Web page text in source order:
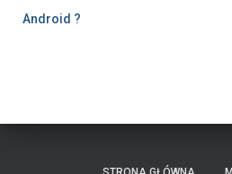
Android ?